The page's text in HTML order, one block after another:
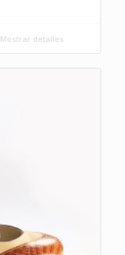
Mostrar detalles